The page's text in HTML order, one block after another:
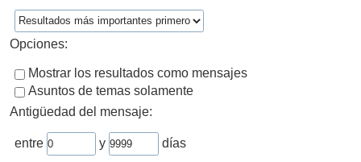
Opciones:
Mostrar los resultados como mensajes
Asuntos de temas solamente
Antigüedad del mensaje:
entre y
días